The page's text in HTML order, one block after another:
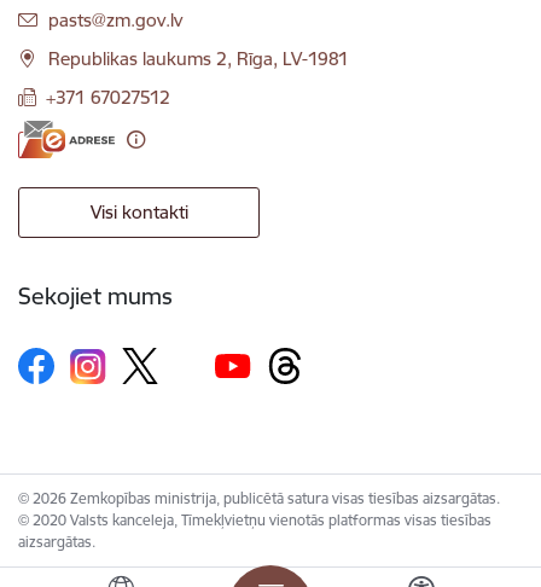
E-pasts:
pasts@zm.gov.lv
Republikas laukums 2, Rīga, LV-1981
+371 67027512
Visi kontakti
Sekojiet mums
© 2026 Zemkopības ministrija, publicētā satura visas tiesības aizsargātas.
© 2020 Valsts kanceleja, Tīmekļvietņu vienotās platformas visas tiesības
aizsargātas.